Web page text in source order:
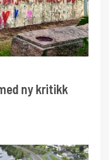
ny kritikk